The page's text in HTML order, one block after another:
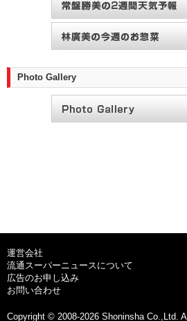
Photo Gallery
運営会社
流通スーパーニュースについて
広告のお申し込み
お問い合わせ
Copyright © 2008-2026 Shoninsha Co.,Ltd.